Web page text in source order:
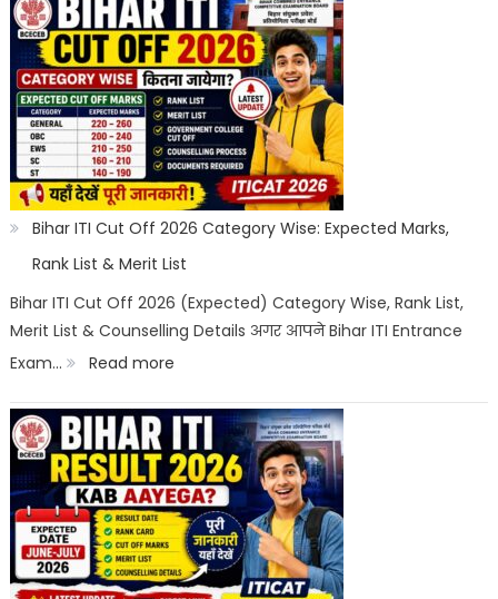
ITI
Counselling
2026:
Registration,
Choice
Filling,
Seat
&
Documents
Bihar ITI Cut Off 2026 Category Wise: Expected Marks,
Rank List & Merit List
Bihar ITI Cut Off 2026 (Expected) Category Wise, Rank List,
Merit List & Counselling Details अगर आपने Bihar ITI Entrance
Exam…
Read more:
Bihar
Cut
Off
2026
Category